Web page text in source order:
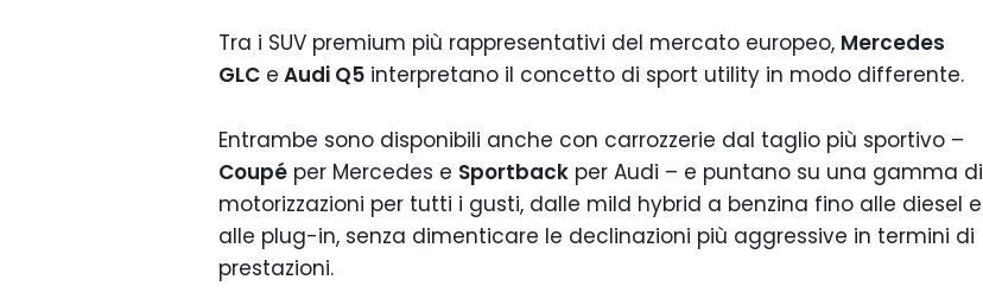
Tra i SUV premium più rappresentativi del mercato europeo, Mercedes
GLC e Audi Q5 interpretano il concetto di sport utility in modo differente.
Entrambe sono disponibili anche con carrozzerie dal taglio più sportivo –
Coupé per Mercedes e Sportback per Audi – e puntano su una gamma di
motorizzazioni per tutti i gusti, dalle mild hybrid a benzina fino alle diesel e
alle plug-in, senza dimenticare le declinazioni più aggressive in termini di
prestazioni.